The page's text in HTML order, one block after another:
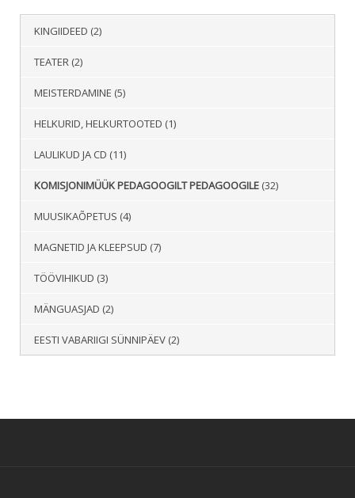
KINGIIDEED (2)
TEATER (2)
MEISTERDAMINE (5)
HELKURID, HELKURTOOTED (1)
LAULIKUD JA CD (11)
KOMISJONIMÜÜK PEDAGOOGILT PEDAGOOGILE (32)
MUUSIKAÕPETUS (4)
MAGNETID JA KLEEPSUD (7)
TÖÖVIHIKUD (3)
MÄNGUASJAD (2)
EESTI VABARIIGI SÜNNIPÄEV (2)